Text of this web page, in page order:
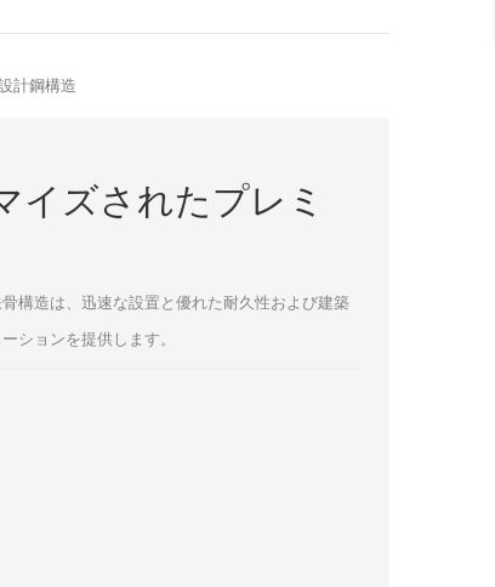
計鋼構造
イズされたプレミ
構造は、迅速な設置と優れた耐久性および建築
ションを提供します。